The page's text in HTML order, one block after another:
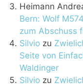
Heimann
Bern: Wolf
zum Abschuss
Silvio zu
Seite von
Waldinger
Silvio zu